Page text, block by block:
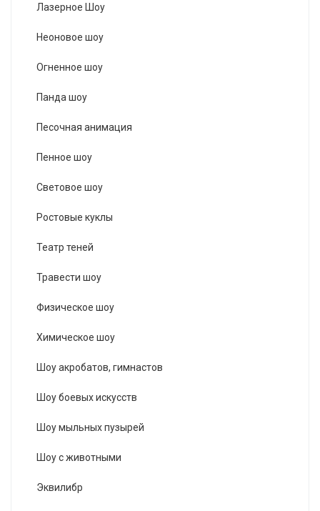
Лазерное Шоу
Неоновое шоу
Огненное шоу
Панда шоу
Песочная анимация
Пенное шоу
Световое шоу
Ростовые куклы
Театр теней
Травести шоу
Физическое шоу
Химическое шоу
Шоу акробатов, гимнастов
Шоу боевых искусств
Шоу мыльных пузырей
Шоу с животными
Эквилибр